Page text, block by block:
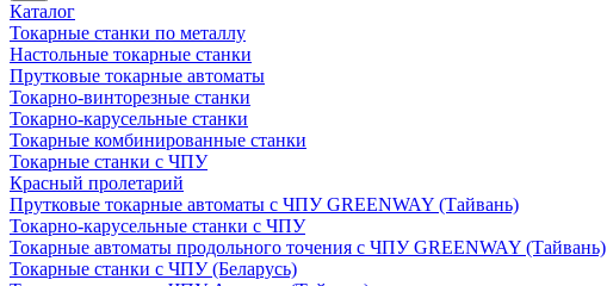
Каталог
Токарные станки по металлу
Настольные токарные станки
Прутковые токарные автоматы
Токарно-винторезные станки
Токарно-карусельные станки
Токарные комбинированные станки
Токарные станки с ЧПУ
Красный пролетарий
Прутковые токарные автоматы с ЧПУ GREENWAY (Тайвань)
Токарно-карусельные станки с ЧПУ
Токарные автоматы продольного точения с ЧПУ GREENWAY (Тайвань)
Токарные станки с ЧПУ (Беларусь)